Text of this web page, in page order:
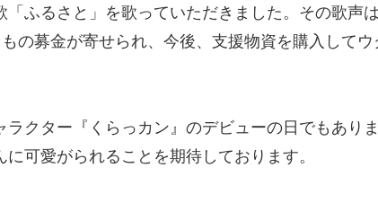
ふるさと」を歌っていただきました。その歌声
の募金が寄せられ、今後、支援物資を購入して
クター『くらっカン』のデビューの日でもあり
可愛がられることを期待しております。